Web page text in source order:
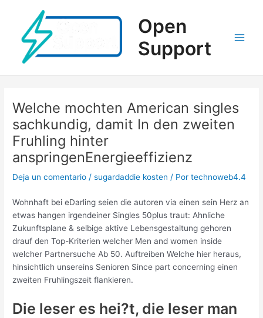
contenido
Open
Support
Welche mochten American singles
sachkundig, damit In den zweiten
Fruhling hinter
anspringenEnergieeffizienz
Deja un comentario /sugardaddie kosten / Portechnoweb4.4
Wohnhaft bei eDarling seien die autoren via einen sein Herz an
etwas hangen irgendeiner Singles 50plus traut: Ahnliche
Zukunftsplane & selbige aktive Lebensgestaltung gehoren
drauf den Top-Kriterien welcher Men and women inside
welcher Partnersuche Ab 50. Auftreiben Welche hier heraus,
hinsichtlich unsereins Senioren Since part concerning einen
zweiten Fruhlingszeit flankieren.
Die leser es hei?t, die leser man